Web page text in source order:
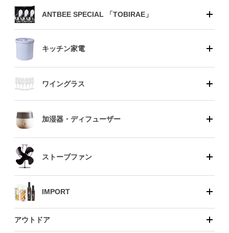
ANTBEE SPECIAL 「TOBIRAE」
キッチン家電
ワイングラス
加湿器・ディフューザー
ストーブファン
IMPORT
アウトドア